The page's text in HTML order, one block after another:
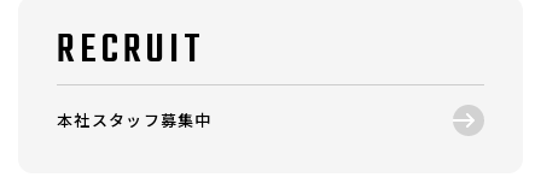
RECRUIT
本社スタッフ募集中